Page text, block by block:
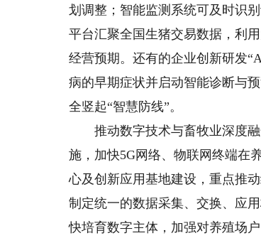
划调整；智能监测系统可及时识
平台汇聚全国生猪交易数据，利
经营预期。还有的企业创新研发
病的早期症状并启动智能诊断与
全竖起“智慧防线”。
推动数字技术与畜牧业深度融
施，加快5G网络、物联网终端在
心及创新应用基地建设，重点推
制定统一的数据采集、交换、应
快培育数字主体，加强对养殖场